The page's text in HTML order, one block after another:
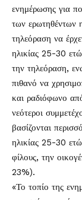
ενημέρωσης για
των ερωτηθέντων
τηλεόραση να
ηλικίας 25-30
την τηλεόραση,
πιθανό να
και ραδιόφωνο
νεότεροι
βασίζονται
ηλικίας 25-30
φίλους, την
23%).
«Το τοπίο της